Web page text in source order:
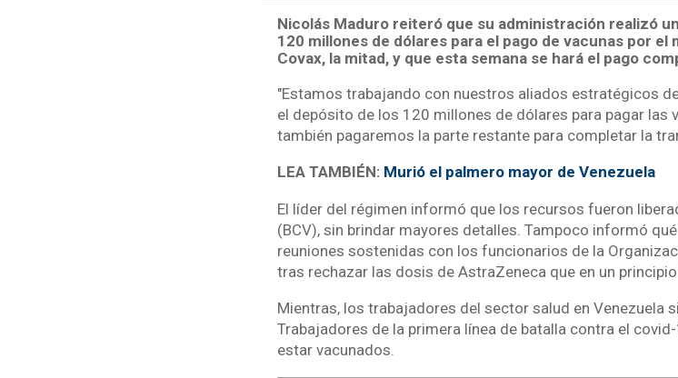
Nicolás Maduro reiteró que su administración realizó
120 millones de dólares para el pago de vacunas por el
Covax, la mitad, y que esta semana se hará el pago
"Estamos trabajando con nuestros aliados estratégicos
el depósito de los 120 millones de dólares para pagar las
también pagaremos la parte restante para completar la
LEA TAMBIÉN: Murió el palmero mayor de Venezuela
El líder del régimen informó que los recursos fueron
(BCV), sin brindar mayores detalles. Tampoco informó
reuniones sostenidas con los funcionarios de la
tras rechazar las dosis de AstraZeneca que en un
Mientras, los trabajadores del sector salud en Venezuela
Trabajadores de la primera línea de batalla contra el
estar vacunados.